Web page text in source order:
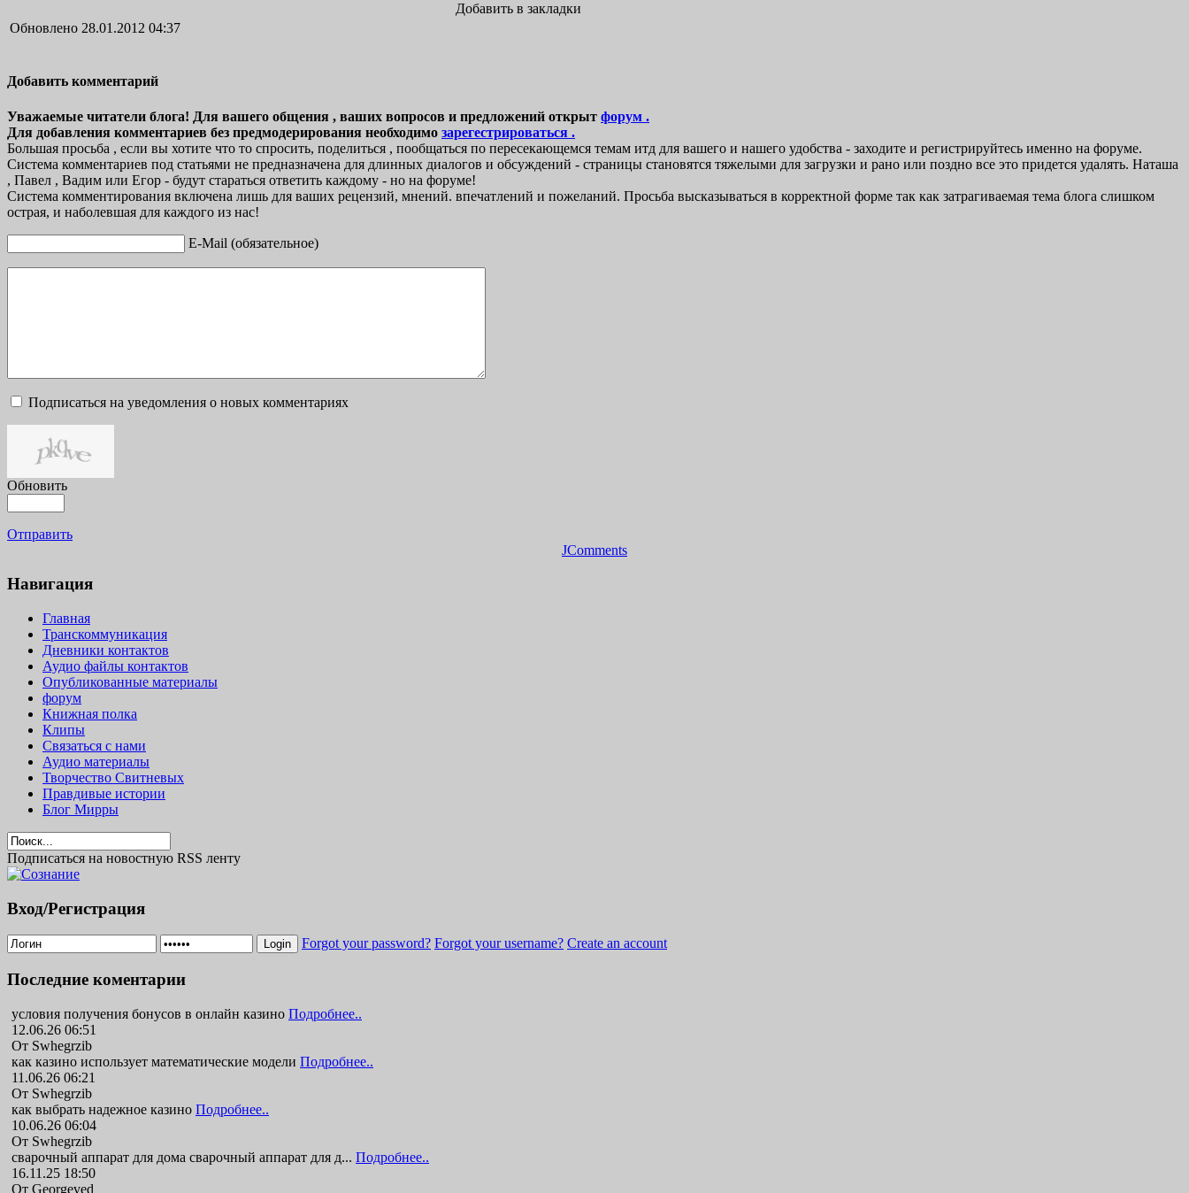
Добавить в закладки
Обновлено 28.01.2012 04:37
Добавить комментарий
Уважаемые читатели блога! Для вашего общения , ваших вопросов и предложений открыт форум .
Для добавления комментариев без предмодерирования необходимо зарегестрироваться .
Большая просьба , если вы хотите что то спросить, поделиться , пообщаться по пересекающемся темам итд для вашего и нашего удобства - заходите и регистрируйтесь именно на форуме.
Система комментариев под статьями не предназначена для длинных диалогов и обсуждений - страницы становятся тяжелыми для загрузки и рано или поздно все это придется удалять. Наташа
, Павел , Вадим или Егор - будут стараться ответить каждому - но на форуме!
Система комментирования включена лишь для ваших рецензий, мнений. впечатлений и пожеланий. Просьба высказываться в корректной форме так как затрагиваемая тема блога слишком
острая, и наболевшая для каждого из нас!
E-Mail (обязательное)
Подписаться на уведомления о новых комментариях
Обновить
Отправить
JComments
Навигация
Главная
Транскоммуникация
Дневники контактов
Аудио файлы контактов
Опубликованные материалы
форум
Книжная полка
Клипы
Связаться с нами
Аудио материалы
Творчество Свитневых
Правдивые истории
Блог Мирры
Подписаться на новостную RSS ленту
Вход/Регистрация
Login Forgot your password? Forgot your username? Create an account
Последние коментарии
условия получения бонусов в онлайн казино Подробнее..
12.06.26 06:51
От Swhegrzib
как казино использует математические модели Подробнее..
11.06.26 06:21
От Swhegrzib
как выбрать надежное казино Подробнее..
10.06.26 06:04
От Swhegrzib
сварочный аппарат для дома сварочный аппарат для д... Подробнее..
16.11.25 18:50
От Georgeved